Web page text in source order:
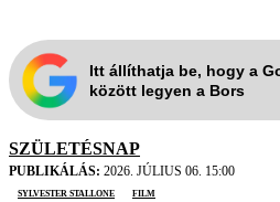
Itt állíthatja be, hogy a
között legyen a Bors
SZÜLETÉSNAP
PUBLIKÁLÁS: 2026. JÚLIUS 06. 15:00
Sylvester Stallone
film